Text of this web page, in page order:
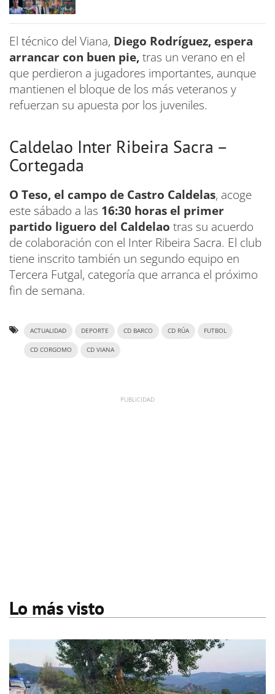
El técnico del Viana, Diego Rodríguez, espera
arrancar con buen pie,tras un verano en el
que perdieron a jugadores importantes, aunque
mantienen el bloque de los más veteranos y
refuerzan su apuesta por los juveniles.
Caldelao Inter Ribeira Sacra –
Cortegada
O Teso, el campo de Castro Caldelas, acoge
este sábado a las 16:30 horas el primer
partido liguero del Caldelao tras su acuerdo
de colaboración con el Inter Ribeira Sacra. El club
tiene inscrito también un segundo equipo en
Tercera Futgal, categoría que arranca el próximo
fin de semana.
ACTUALIDAD DEPORTE CD BARCO CD RÚA FUTBOL
CD CORGOMO CD VIANA
Lo más visto